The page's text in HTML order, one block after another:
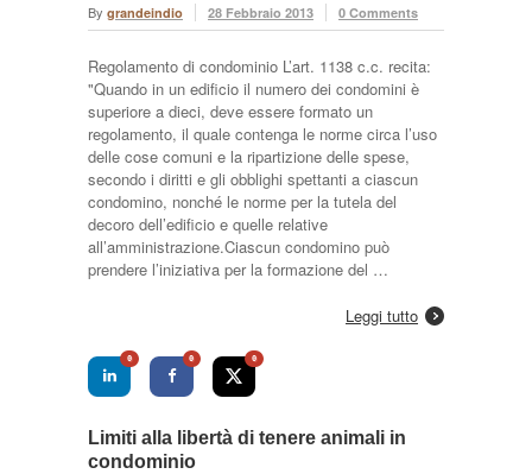
By grandeindio 28 Febbraio 2013 0 Comments
Regolamento di condominio L’art. 1138 c.c. recita:
"Quando in un edificio il numero dei condomini è
superiore a dieci, deve essere formato un
regolamento, il quale contenga le norme circa l’uso
delle cose comuni e la ripartizione delle spese,
secondo i diritti e gli obblighi spettanti a ciascun
condomino, nonché le norme per la tutela del
decoro dell’edificio e quelle relative
all’amministrazione.Ciascun condomino può
prendere l’iniziativa per la formazione del …
Leggi tutto
0 0 0
Limiti alla libertà di tenere animali in
condominio